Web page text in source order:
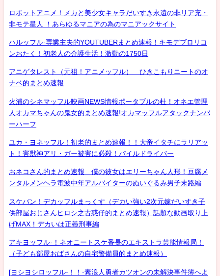
ロボットアニメ！メカと美少女キャラだいすき永遠の非リア充・
非モテ星人 ！あらゆるマニアの為のマニアックサイト
ハルッフル-専業主夫的YOUTUBERまとめ速報！キモデブロリコ
ンおたく！初老人の介護生活！激動の1750日
アニゲタレスト（元祖！アニメッフル） ひきこもりニートのオ
ナベ的まとめ速報
火浦のシネマッフル映画NEWS情報ポータブルの杜！オネエ管理
人オカマちゃんの鬼女的まとめ速報!オカマッフルアタックナンバ
ーハーフ
ユカ・ヨネッフル！初老的まとめ速報！！大帝イタチにラリアッ
ト！害獣神アリ・ガー被害に必殺！パイルドライバー
おネコさん的まとめ速報 僕の彼女はエリーちゃん人形！豆腐メ
ンタルメンヘラ電波中年アルバイターのぬいぐるみ男子末路編
スケバン！デカッフルまっくす（デカい強い2次元嫁だいすき子
供部屋おじさんヒロシ之古惑仔的まとめ速報）話題な動画取り上
げMAX！デカいは正義刑事編
アキヨッフル-！ネオニートスケ番長のエキストラ芸能情報局！
（子ども部屋おばさんの自宅警備員的まとめ速報）
[ヨシヨシロッフル-！！-素浪人勇者カツオンの未解決事件簿へよ